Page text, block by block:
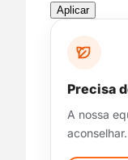
p
b
Aplicar
Precisa
A nossa
aconselhar.